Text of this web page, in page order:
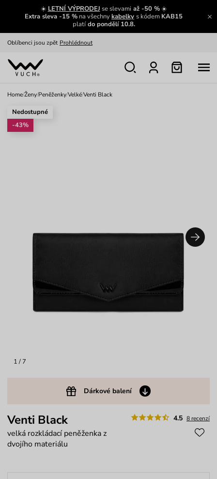
☀️ LETNÍ VÝPRODEJ se slevamiaž -50 %☀️
Extra sleva -15 % na všechnykabelky s kódem KAB15
platído pondělí 10.8.
Zajímavosti ze světa Vuch:
Zobrazit
Oblíbenci jsou zpět Prohlédnout
Nech se inspirovat
Home/Ženy/Peněženky/Velké/Venti Black
1 / 7
Dárkové balení
Nedostupné
-43%
4.5 8 recenzí
Venti Black
velká rozkládací peněženka z
dvojího materiálu